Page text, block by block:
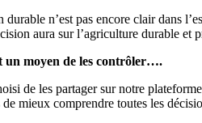
n’est pas encore clair dans
aura sur l’agriculture durable et
un moyen de les contrôler….
de les partager sur notre
mieux comprendre toutes les